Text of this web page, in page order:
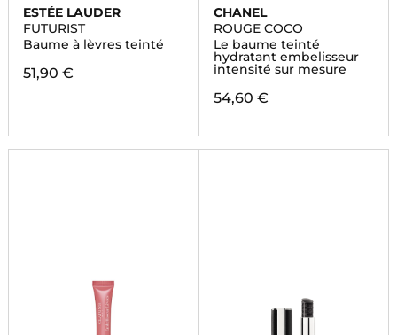
ESTÉE LAUDER
FUTURIST
Baume à lèvres teinté
51,90 €
CHANEL
ROUGE COCO
Le baume teinté
hydratant embelisseur
intensité sur mesure
54,60 €